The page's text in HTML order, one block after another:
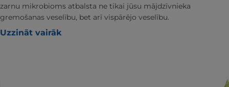
zarnu mikrobioms atbalsta ne tikai jūsu mājdzīvnieka
gremošanas veselību, bet arī vispārējo veselību.
Uzzināt vairāk